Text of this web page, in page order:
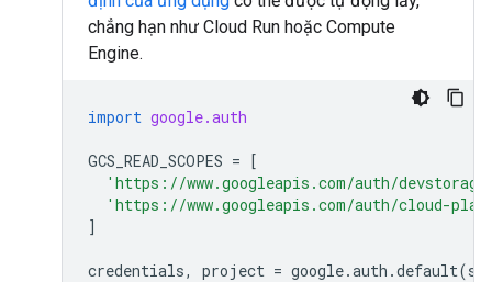
chẳng hạn như Cloud Run hoặc Compute
Engine.
import google.auth
GCS_READ_SCOPES = [
'https://www.googleapis.com/auth/
'https://www.googleapis.com/auth/cloud-
]
credentials, project = google.auth .default(